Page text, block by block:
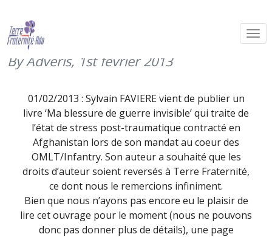
Sylvain FAVIERE vient de publier un
livre ‘Ma blessure de guerre invisible’
By Adveris, 1st février 2013
01/02/2013 : Sylvain FAVIERE vient de publier un
livre ‘Ma blessure de guerre invisible’ qui traite de
l’état de stress post-traumatique contracté en
Afghanistan lors de son mandat au coeur des
OMLT/Infantry. Son auteur a souhaité que les
droits d’auteur soient reversés à Terre Fraternité,
ce dont nous le remercions infiniment.
Bien que nous n’ayons pas encore eu le plaisir de
lire cet ouvrage pour le moment (nous ne pouvons
donc pas donner plus de détails), une page